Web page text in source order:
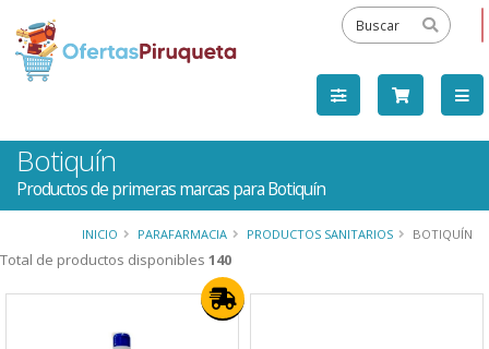
Botiquín
Productos de primeras marcas para Botiquín
INICIO PARAFARMACIA PRODUCTOS SANITARIOS BOTIQUÍN
Total de productos disponibles 140